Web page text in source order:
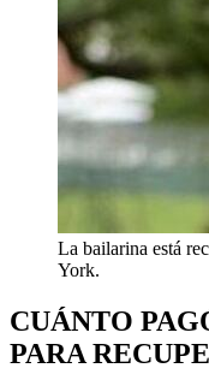
La bailarina está
York.
CUÁNTO
PARA